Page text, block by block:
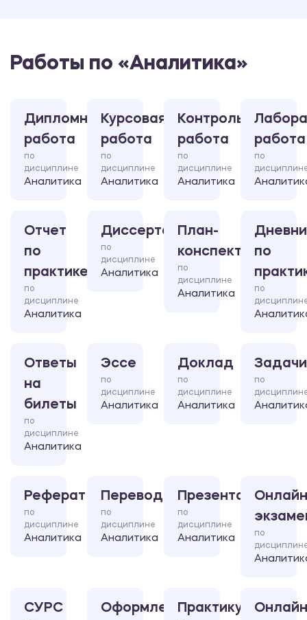
Работы по «Аналитика»
Дипломная
работа
по
дисциплине
Аналитика
Курсовая
работа
по
дисциплине
Аналитика
Контрольная
работа
по
дисциплине
Аналитика
работа
по
Отчет
по
практике
по
дисциплине
Аналитика
Диссертация
по
дисциплине
Аналитика
План-
конспект
по
дисциплине
Аналитика
по
по
Ответы
на
билеты
по
дисциплине
Аналитика
Эссе
по
дисциплине
Аналитика
Доклад
по
дисциплине
Аналитика
Задачи
по
Реферат
по
дисциплине
Аналитика
Перевод
по
дисциплине
Аналитика
Презентация
по
дисциплине
Аналитика
по
СУРС
ОформлениеПрактикум